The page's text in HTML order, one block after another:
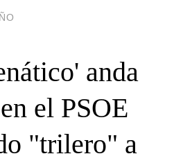
anda
el PSOE
"trilero" a